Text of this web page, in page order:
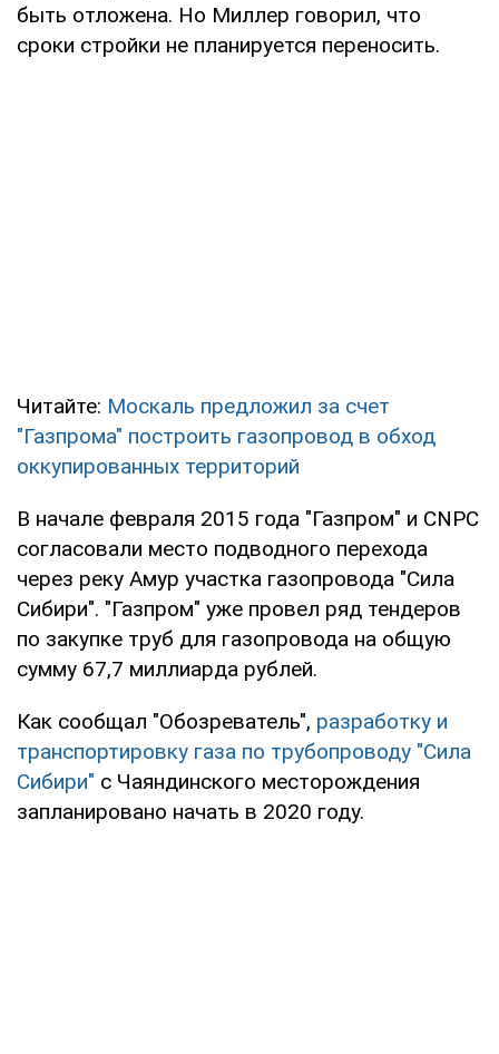
быть отложена. Но Миллер говорил, что
сроки стройки не планируется переносить.
Читайте: Москаль предложил за счет
"Газпрома" построить газопровод в обход
оккупированных территорий
В начале февраля 2015 года "Газпром" и CNPC
согласовали место подводного перехода
через реку Амур участка газопровода "Сила
Сибири". "Газпром" уже провел ряд тендеров
по закупке труб для газопровода на общую
сумму 67,7 миллиарда рублей.
Как сообщал "Обозреватель", разработку и
транспортировку газа по трубопроводу "Сила
Сибири" с Чаяндинского месторождения
запланировано начать в 2020 году.